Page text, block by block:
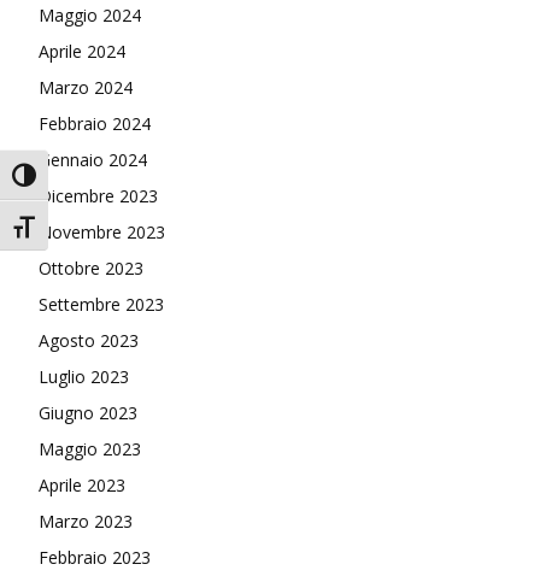
Attiva/disattiva alto contrasto
Attiva/disattiva dimensione testo
Maggio 2024
Aprile 2024
Marzo 2024
Febbraio 2024
Gennaio 2024
Dicembre 2023
Novembre 2023
Ottobre 2023
Settembre 2023
Agosto 2023
Luglio 2023
Giugno 2023
Maggio 2023
Aprile 2023
Marzo 2023
Febbraio 2023